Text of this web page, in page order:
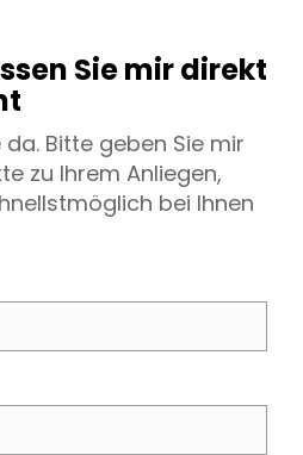
Sie mir direkt
Bitte geben Sie mir
zu Ihrem Anliegen,
bei Ihnen